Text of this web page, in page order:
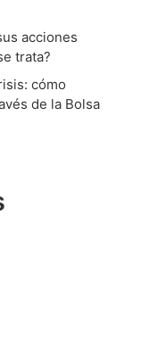
acciones
trata?
cómo
de la Bolsa